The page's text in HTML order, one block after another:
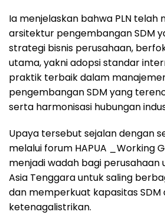
Ia menjelaskan bahwa PLN telah
arsitektur pengembangan SDM
strategi bisnis perusahaan,
utama, yakni adopsi standar
praktik terbaik dalam
pengembangan SDM yang
serta harmonisasi hubungan
Upaya tersebut sejalan dengan
melalui forum HAPUA _Working
menjadi wadah bagi perusahaan
Asia Tenggara untuk saling
dan memperkuat kapasitas SDM
ketenagalistrikan.